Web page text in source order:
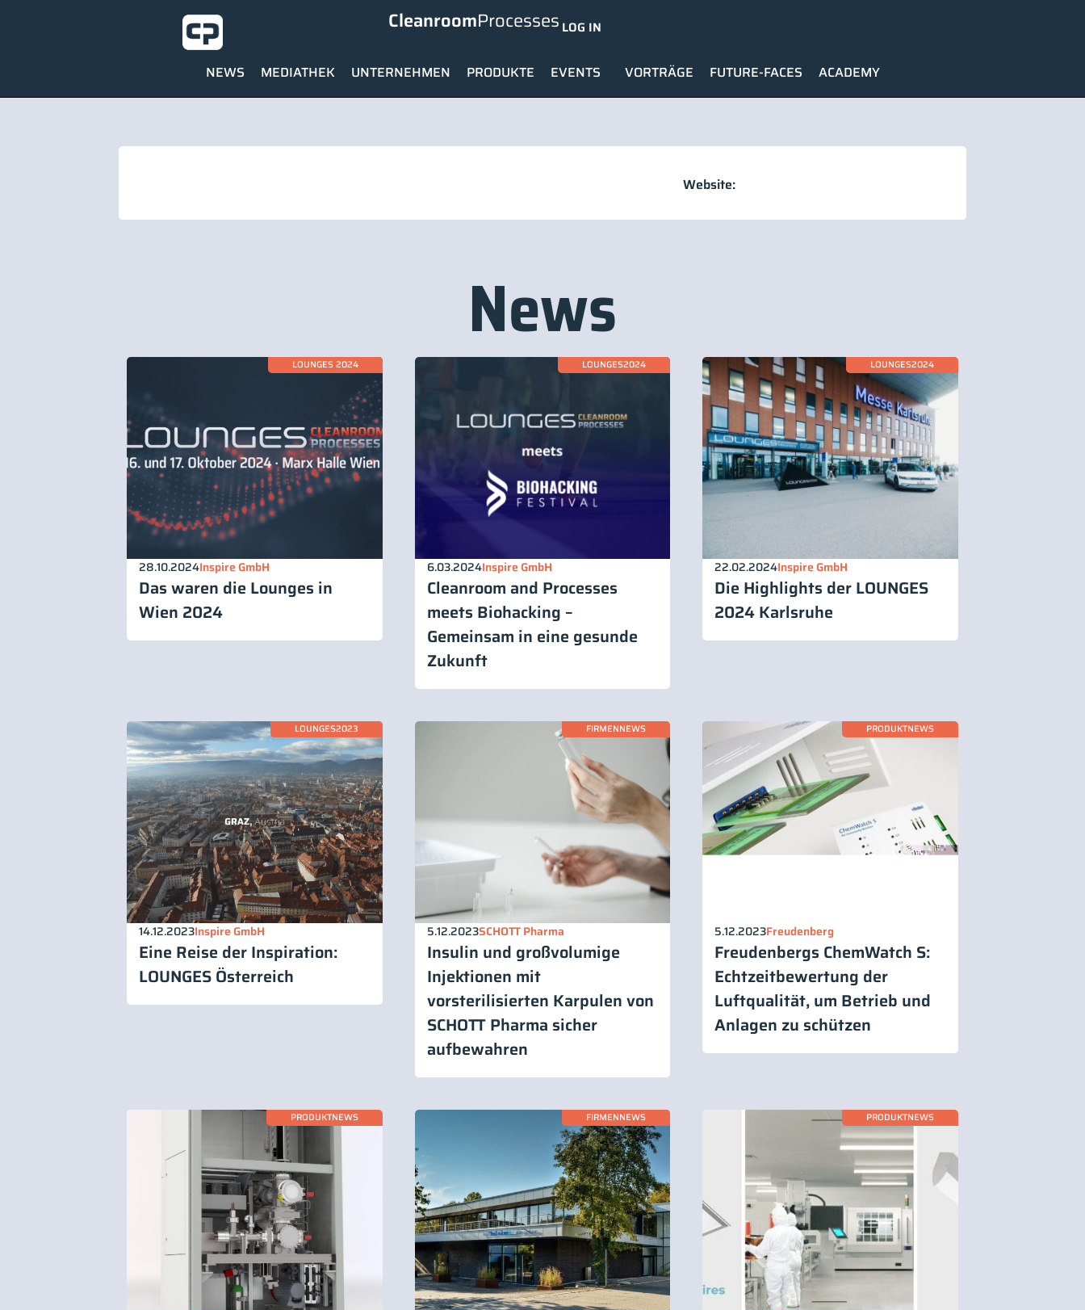
CleanroomProcesses LOG IN
NEWS MEDIATHEK UNTERNEHMEN PRODUKTE EVENTS VORTRÄGE FUTURE-FACES ACADEMY
Website:
News
LOUNGES 2024
28.10.2024Inspire GmbH
Das waren die Lounges in
Wien 2024
LOUNGES2024
6.03.2024Inspire GmbH
Cleanroom and Processes
meets Biohacking –
Gemeinsam in eine gesunde
Zukunft
LOUNGES2024
22.02.2024Inspire GmbH
Die Highlights der LOUNGES
2024 Karlsruhe
LOUNGES2023
14.12.2023Inspire GmbH
Eine Reise der Inspiration:
LOUNGES Österreich
FIRMENNEWS
5.12.2023SCHOTT Pharma
Insulin und großvolumige
Injektionen mit
vorsterilisierten Karpulen von
SCHOTT Pharma sicher
aufbewahren
PRODUKTNEWS
5.12.2023Freudenberg
Freudenbergs ChemWatch S:
Echtzeitbewertung der
Luftqualität, um Betrieb und
Anlagen zu schützen
PRODUKTNEWS FIRMENNEWS PRODUKTNEWS